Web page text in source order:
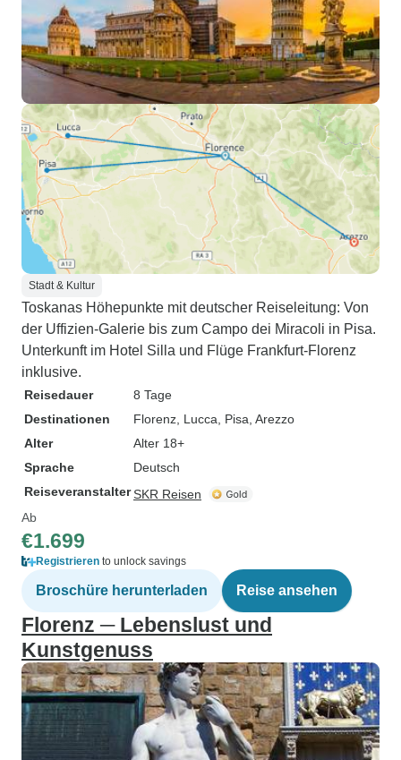
Stadt & Kultur
Toskanas Höhepunkte mit deutscher Reiseleitung: Von
der Uffizien-Galerie bis zum Campo dei Miracoli in Pisa.
Unterkunft im Hotel Silla und Flüge Frankfurt-Florenz
inklusive.
Reisedauer
8 Tage
Destinationen
Florenz , Lucca , Pisa , Arezzo
Alter
Alter 18+
Sprache
Deutsch
ReiseveranstalterSKR Reisen
Ab
€1.699
Registrieren to unlock savings
Broschüre herunterladen Reise ansehen
Florenz ─ Lebenslust und
Kunstgenuss